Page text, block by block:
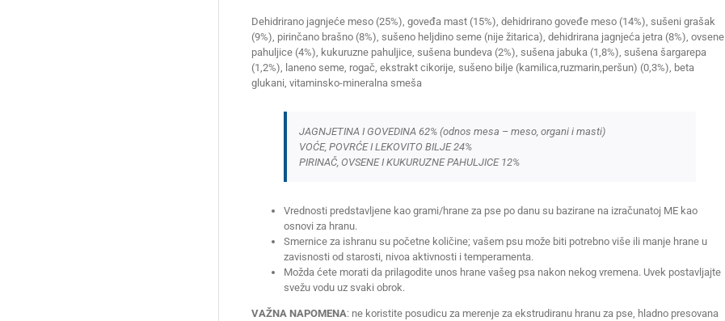
Dehidrirano jagnjeće meso (25%), goveđa mast (15%), dehidrirano goveđe meso (14%), sušeni grašak
(9%), pirinčano brašno (8%), sušeno heljdino seme (nije žitarica), dehidrirana jagnjeća jetra (8%), ovsene
pahuljice (4%), kukuruzne pahuljice, sušena bundeva (2%), sušena jabuka (1,8%), sušena šargarepa
(1,2%), laneno seme, rogač, ekstrakt cikorije, sušeno bilje (kamilica,ruzmarin,peršun) (0,3%), beta
glukani, vitaminsko-mineralna smeša
JAGNJETINA I GOVEDINA 62% (odnos mesa – meso, organi i masti)
VOĆE, POVRĆE I LEKOVITO BILJE 24%
PIRINAČ, OVSENE I KUKURUZNE PAHULJICE 12%
Vrednosti predstavljene kao grami/hrane za pse po danu su bazirane na izračunatoj ME kao
osnovi za hranu.
Smernice za ishranu su početne količine; vašem psu može biti potrebno više ili manje hrane u
zavisnosti od starosti, nivoa aktivnosti i temperamenta.
Možda ćete morati da prilagodite unos hrane vašeg psa nakon nekog vremena. Uvek postavljajte
svežu vodu uz svaki obrok.
VAŽNA NAPOMENA: ne koristite posudicu za merenje za ekstrudiranu hranu za pse, hladno presovana